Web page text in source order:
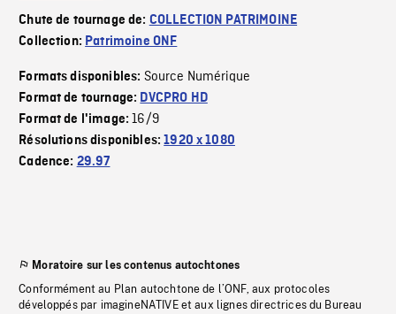
Chute de tournage de: COLLECTION PATRIMOINE
Collection: Patrimoine ONF
Formats disponibles: Source Numérique
Format de tournage: DVCPRO HD
Format de l'image:16/9
Résolutions disponibles:1920 x 1080
Cadence: 29.97
Moratoire sur les contenus autochtones
Conformément au Plan autochtone de l’ONF, aux protocoles
développés par imagineNATIVE et aux lignes directrices du Bureau